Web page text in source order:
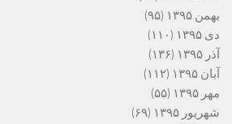
بهمن ۱۳۹۵
(۹۵)
دی ۱۳۹۵
(۱۱۰)
آذر ۱۳۹۵
(۱۳۶)
آبان ۱۳۹۵
(۱۱۲)
مهر ۱۳۹۵
(۵۵)
شهریور ۱۳۹۵
(۶۹)